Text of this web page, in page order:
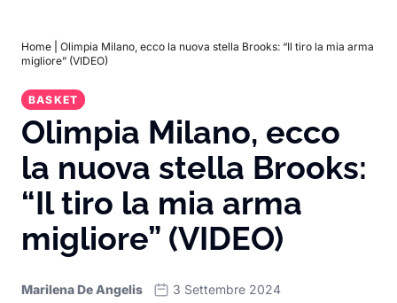
Home
Olimpia Milano, ecco la nuova stella Brooks: “Il tiro la mia arma
migliore” (VIDEO)
BASKET
Olimpia Milano, ecco
la nuova stella Brooks:
“Il tiro la mia arma
migliore” (VIDEO)
Marilena De Angelis 3 Settembre 2024